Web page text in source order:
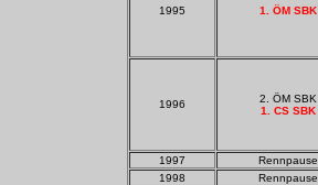
1995 1. ÖM SBK
1996
2. ÖM SBK
1. CS SBK
1997 Rennpause
1998
Rennpause